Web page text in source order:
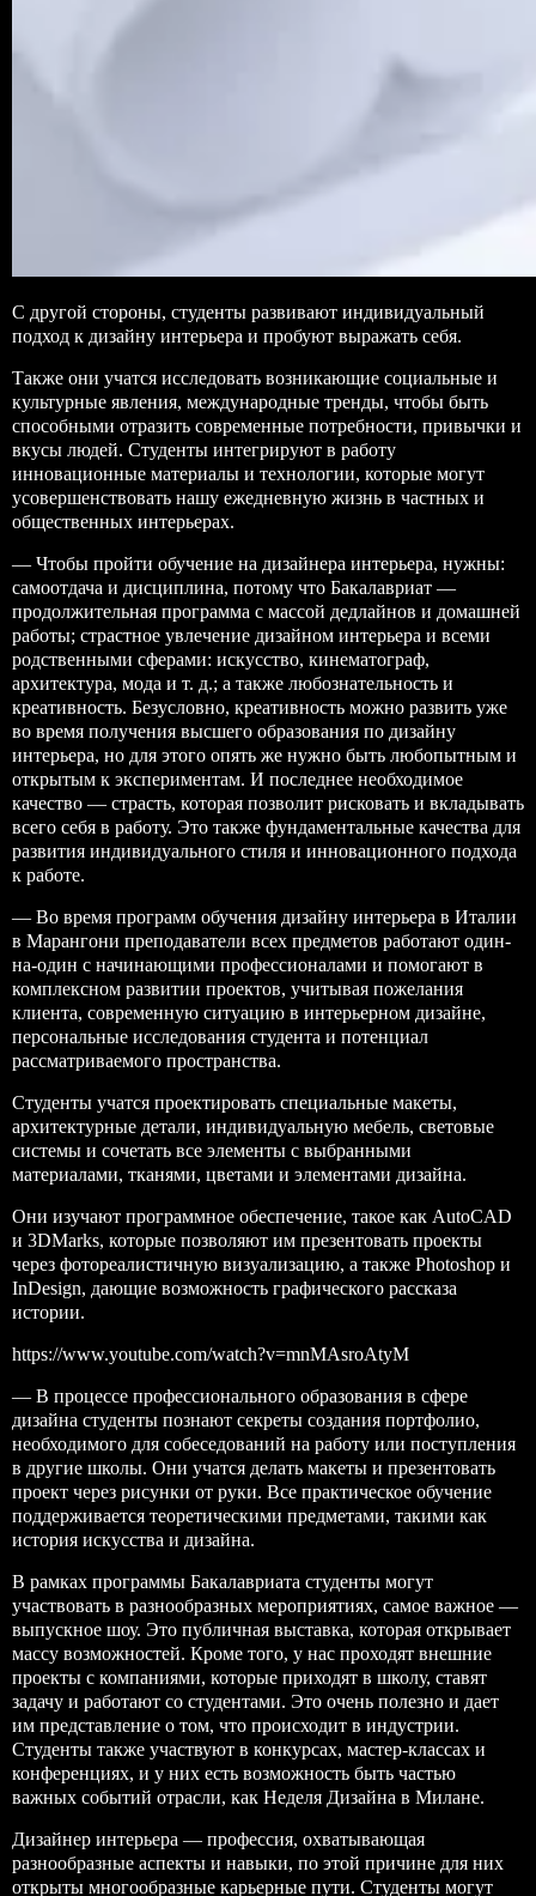
С другой стороны, студенты развивают индивидуальный
подход к дизайну интерьера и пробуют выражать себя.
Также они учатся исследовать возникающие социальные и
культурные явления, международные тренды, чтобы быть
способными отразить современные потребности, привычки и
вкусы людей. Студенты интегрируют в работу
инновационные материалы и технологии, которые могут
усовершенствовать нашу ежедневную жизнь в частных и
общественных интерьерах.
— Чтобы пройти обучение на дизайнера интерьера, нужны:
самоотдача и дисциплина, потому что Бакалавриат —
продолжительная программа с массой дедлайнов и домашней
работы; страстное увлечение дизайном интерьера и всеми
родственными сферами: искусство, кинематограф,
архитектура, мода и т. д.; а также любознательность и
креативность. Безусловно, креативность можно развить уже
во время получения высшего образования по дизайну
интерьера, но для этого опять же нужно быть любопытным и
открытым к экспериментам. И последнее необходимое
качество — страсть, которая позволит рисковать и вкладывать
всего себя в работу. Это также фундаментальные качества для
развития индивидуального стиля и инновационного подхода
к работе.
— Во время программ обучения дизайну интерьера в Италии
в Марангони преподаватели всех предметов работают один-
на-один с начинающими профессионалами и помогают в
комплексном развитии проектов, учитывая пожелания
клиента, современную ситуацию в интерьерном дизайне,
персональные исследования студента и потенциал
рассматриваемого пространства.
Студенты учатся проектировать специальные макеты,
архитектурные детали, индивидуальную мебель, световые
системы и сочетать все элементы с выбранными
материалами, тканями, цветами и элементами дизайна.
Они изучают программное обеспечение, такое как AutoCAD
и 3DMarks, которые позволяют им презентовать проекты
через фотореалистичную визуализацию, а также Photoshop и
InDesign, дающие возможность графического рассказа
истории.
https://www.youtube.com/watch?v=mnMAsroAtyM
— В процессе профессионального образования в сфере
дизайна студенты познают секреты создания портфолио,
необходимого для собеседований на работу или поступления
в другие школы. Они учатся делать макеты и презентовать
проект через рисунки от руки. Все практическое обучение
поддерживается теоретическими предметами, такими как
история искусства и дизайна.
В рамках программы Бакалавриата студенты могут
участвовать в разнообразных мероприятиях, самое важное —
выпускное шоу. Это публичная выставка, которая открывает
массу возможностей. Кроме того, у нас проходят внешние
проекты с компаниями, которые приходят в школу, ставят
задачу и работают со студентами. Это очень полезно и дает
им представление о том, что происходит в индустрии.
Студенты также участвуют в конкурсах, мастер-классах и
конференциях, и у них есть возможность быть частью
важных событий отрасли, как Неделя Дизайна в Милане.
Дизайнер интерьера — профессия, охватывающая
разнообразные аспекты и навыки, по этой причине для них
открыты многообразные карьерные пути. Студенты могут